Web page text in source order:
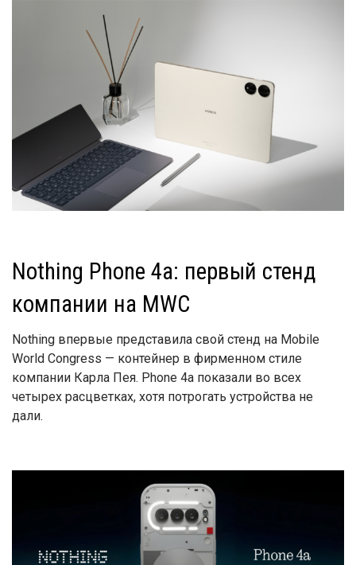
Nothing Phone 4a: первый стенд
компании на MWC
Nothing впервые представила свой стенд на Mobile
World Congress — контейнер в фирменном стиле
компании Карла Пея. Phone 4a показали во всех
четырех расцветках, хотя потрогать устройства не
дали.